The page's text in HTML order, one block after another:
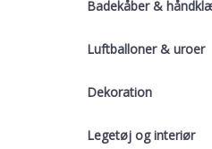
Badekåber &
Luftballoner & uroer
Dekoration
Legetøj og interiør